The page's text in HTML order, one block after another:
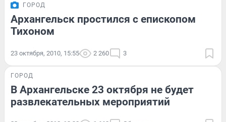
ГОРОД
Архангельск простился с епископом
Тихоном
23 октября, 2010, 15:55 2 260 3
ГОРОД
В Архангельске 23 октября не будет
развлекательных мероприятий